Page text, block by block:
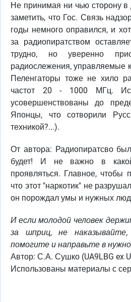
Не принимая ни чью сторону в
заметить, что Гос. Связь
годы немного оправился, и
за радиопиратством
трудно, но уверенно
радиослежения, управляемые
Пеленгаторы тоже не хило
частот 20 - 1000 МГц.
усовершенствованы до
Японцы, что сотворили
техникой?...).
От автора: Радиопиратсво
будет! И не важно в
проявляться. Главное, чтобы
что этот "наркотик" не
он порождал умы и нужных
И если молодой человек
за шприц, не
помогите и направьте в
Автор: С.А. Сушко (UA9LBG ex
Использованы материалы с